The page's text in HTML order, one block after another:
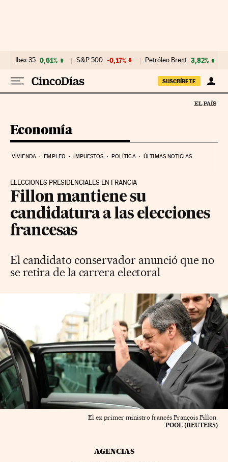
Ibex 35 0,61% S&P 500 -0,17% Petróleo Brent 3,82%
SUSCRÍBETE
Economía
VIVIENDA EMPLEO IMPUESTOS POLÍTICA ÚLTIMAS NOTICIAS
ELECCIONES PRESIDENCIALES EN FRANCIA
Fillon mantiene su
candidatura a las elecciones
francesas
El candidato conservador anunció que no
se retira de la carrera electoral
El ex primer ministro francés François Fillon.
POOL (REUTERS)
AGENCIAS